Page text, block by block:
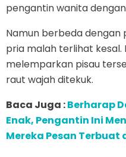
pengantin wanita
Namun berbeda
pria malah terlihat
melemparkan pisau
raut wajah ditekuk.
Baca Juga :Berharap
Enak, Pengantin Ini
Mereka Pesan